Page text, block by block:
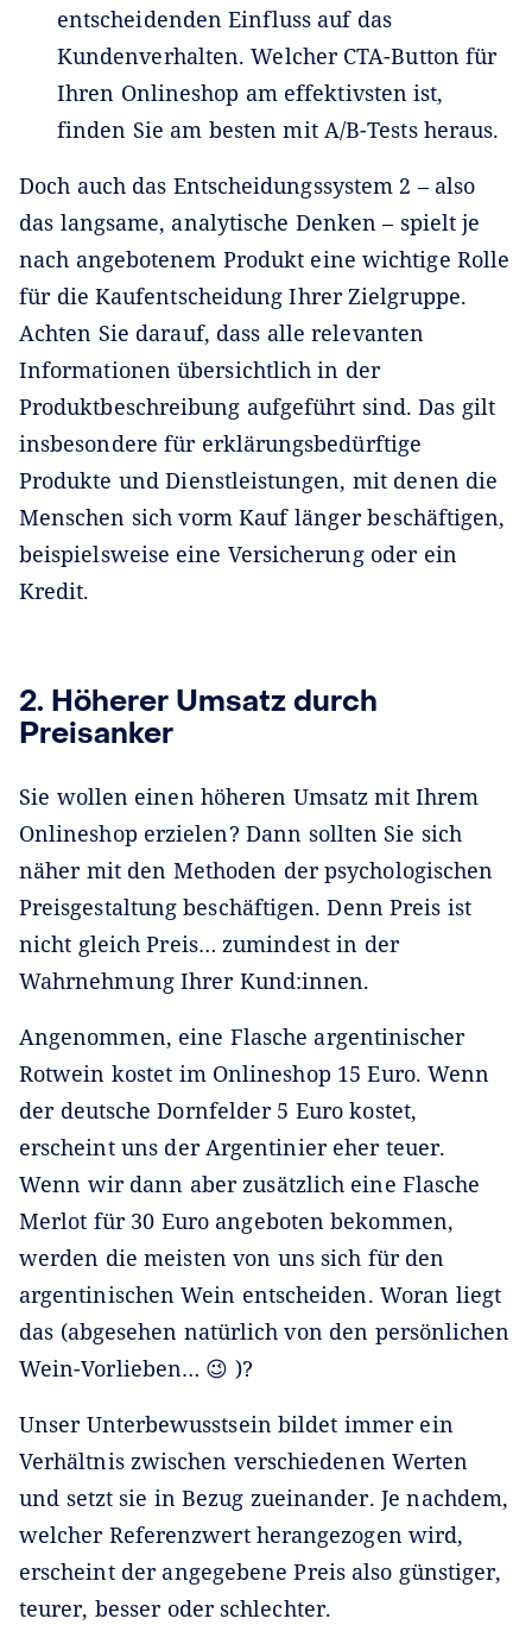
entscheidenden Einfluss auf das
Kundenverhalten. Welcher CTA-Button für
Ihren Onlineshop am effektivsten ist,
finden Sie am besten mit A/B-Tests heraus.
Doch auch das Entscheidungssystem 2 – also
das langsame, analytische Denken – spielt je
nach angebotenem Produkt eine wichtige Rolle
für die Kaufentscheidung Ihrer Zielgruppe.
Achten Sie darauf, dass alle relevanten
Informationen übersichtlich in der
Produktbeschreibung aufgeführt sind. Das gilt
insbesondere für erklärungsbedürftige
Produkte und Dienstleistungen, mit denen die
Menschen sich vorm Kauf länger beschäftigen,
beispielsweise eine Versicherung oder ein
Kredit.
2. Höherer Umsatz durch
Preisanker
Sie wollen einen höheren Umsatz mit Ihrem
Onlineshop erzielen? Dann sollten Sie sich
näher mit den Methoden der psychologischen
Preisgestaltung beschäftigen. Denn Preis ist
nicht gleich Preis… zumindest in der
Wahrnehmung Ihrer Kund:innen.
Angenommen, eine Flasche argentinischer
Rotwein kostet im Onlineshop 15 Euro. Wenn
der deutsche Dornfelder 5 Euro kostet,
erscheint uns der Argentinier eher teuer.
Wenn wir dann aber zusätzlich eine Flasche
Merlot für 30 Euro angeboten bekommen,
werden die meisten von uns sich für den
argentinischen Wein entscheiden. Woran liegt
das (abgesehen natürlich von den persönlichen
Wein-Vorlieben… 😉 )?
Unser Unterbewusstsein bildet immer ein
Verhältnis zwischen verschiedenen Werten
und setzt sie in Bezug zueinander. Je nachdem,
welcher Referenzwert herangezogen wird,
erscheint der angegebene Preis also günstiger,
teurer, besser oder schlechter.